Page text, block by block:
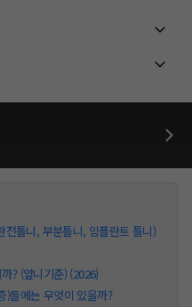
전틀니, 부분틀니, 임플란트 틀니)
? (앞니기준) (2026)
)들에는 무엇이 있을까?